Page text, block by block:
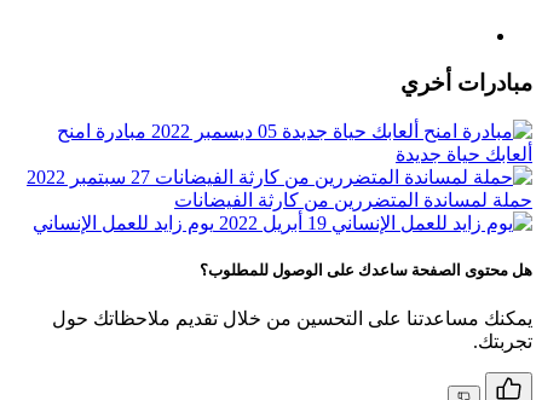
مبادرات أخري
05 ديسمبر 2022
مبادرة امنح
ألعابك حياة جديدة
27 سبتمبر 2022
حملة لمساندة المتضررين من كارثة الفيضانات
19 أبريل 2022
يوم زايد للعمل الإنساني
هل محتوى الصفحة ساعدك على الوصول للمطلوب؟
يمكنك مساعدتنا على التحسين من خلال تقديم ملاحظاتك حول
تجربتك.